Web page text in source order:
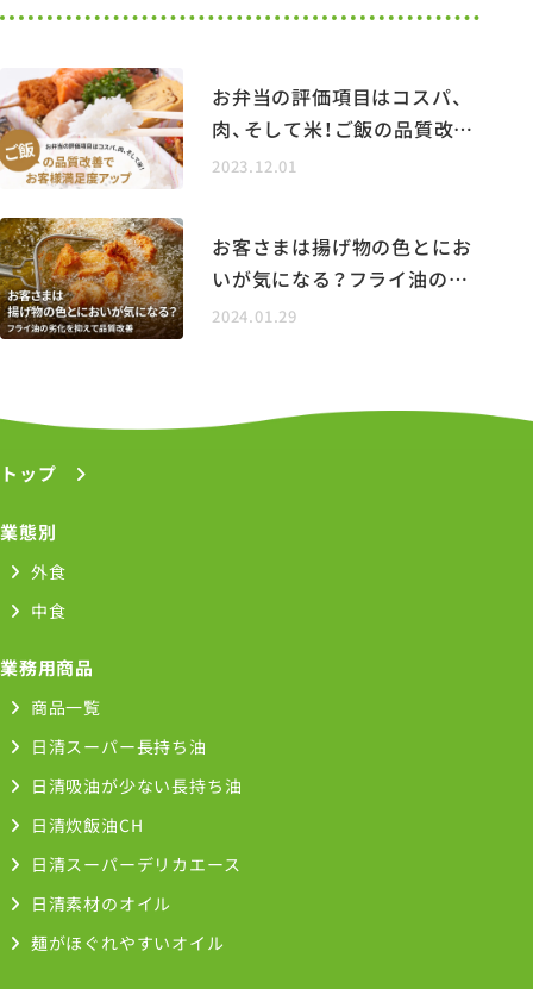
お弁当の評価項目はコスパ、
肉、そして米！ご飯の品質改善
でお客様満足度アップ
2023.12.01
お客さまは揚げ物の色とにお
いが気になる？フライ油の劣
化を抑えて品質改善
2024.01.29
トップ
業態別
外食
中食
業務用商品
商品一覧
日清スーパー長持ち油
日清吸油が少ない長持ち油
日清炊飯油CH
日清スーパーデリカエース
日清素材のオイル
麺がほぐれやすいオイル